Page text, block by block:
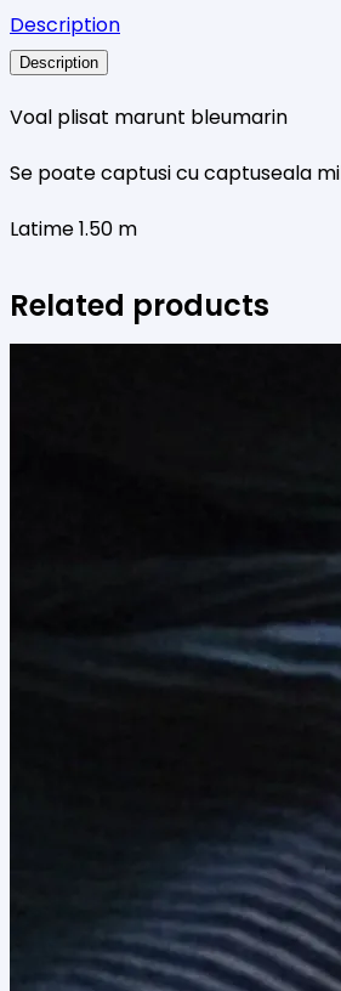
BLEUMARIN
Description
Description
Voal plisat marunt bleumarin
Se poate captusi cu captuseala
Latime 1.50 m
Related products